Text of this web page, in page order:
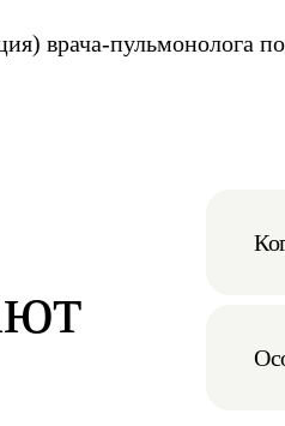
врача-пульмонолога